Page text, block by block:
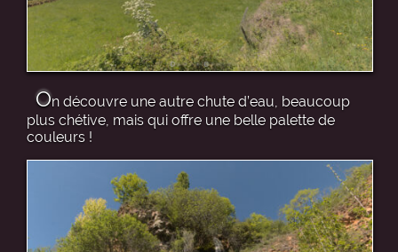
On découvre une autre chute d’eau, beaucoup
plus chétive, mais qui offre une belle palette de
couleurs !